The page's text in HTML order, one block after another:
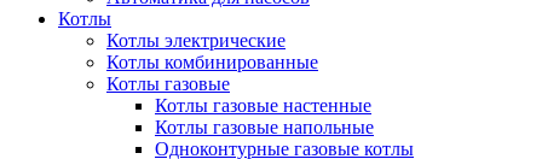
Котлы
Котлы электрические
Котлы комбинированные
Котлы газовые
Котлы газовые настенные
Котлы газовые напольные
Одноконтурные газовые котлы